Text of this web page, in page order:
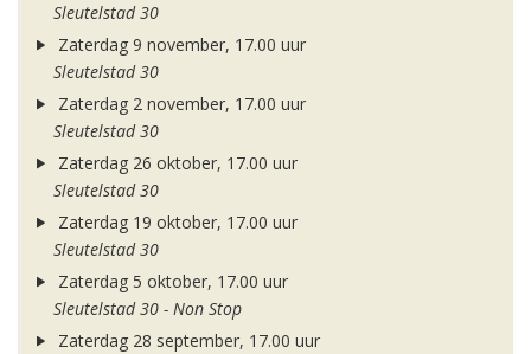
Sleutelstad 30
Zaterdag 9 november, 17.00 uur
Sleutelstad 30
Zaterdag 2 november, 17.00 uur
Sleutelstad 30
Zaterdag 26 oktober, 17.00 uur
Sleutelstad 30
Zaterdag 19 oktober, 17.00 uur
Sleutelstad 30
Zaterdag 5 oktober, 17.00 uur
Sleutelstad 30 - Non Stop
Zaterdag 28 september, 17.00 uur